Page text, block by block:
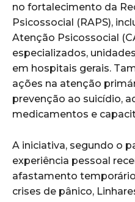
no fortalecimento da
Psicossocial (RAPS),
Atenção Psicossocial
especializados,
em hospitais gerais.
ações na atenção
prevenção ao suicídio,
medicamentos e
A iniciativa, segundo o
experiência pessoal
afastamento
crises de pânico,